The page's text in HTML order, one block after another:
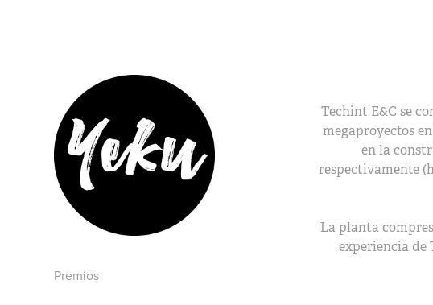
Premios
Techint E&C se
megaproyectos
en la
respectivamente
La planta
experiencia de